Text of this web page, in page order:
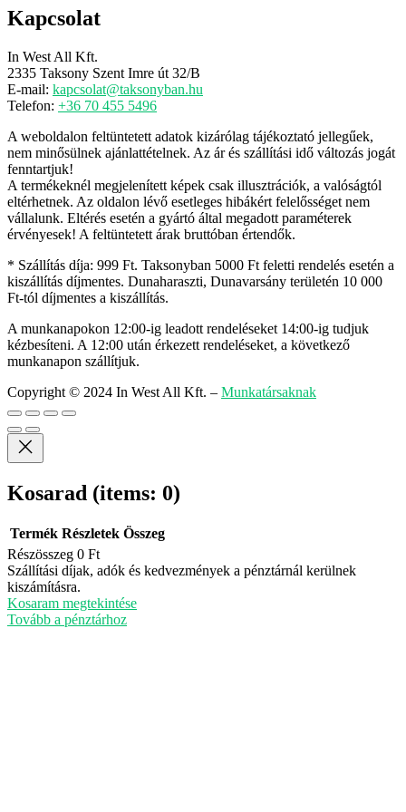
Kapcsolat
In West All Kft.
2335 Taksony Szent Imre út 32/B
E-mail: kapcsolat@taksonyban.hu
Telefon: +36 70 455 5496
A weboldalon feltüntetett adatok kizárólag tájékoztató jellegűek,
nem minősülnek ajánlattételnek. Az ár és szállítási idő változás jogát
fenntartjuk!
A termékeknél megjelenített képek csak illusztrációk, a valóságtól
eltérhetnek. Az oldalon lévő esetleges hibákért felelősséget nem
vállalunk. Eltérés esetén a gyártó által megadott paraméterek
érvényesek! A feltüntetett árak bruttóban értendők.
* Szállítás díja: 999 Ft. Taksonyban 5000 Ft feletti rendelés esetén a
kiszállítás díjmentes. Dunaharaszti, Dunavarsány területén 10 000
Ft-tól díjmentes a kiszállítás.
A munkanapokon 12:00-ig leadott rendeléseket 14:00-ig tudjuk
kézbesíteni. A 12:00 után érkezett rendeléseket, a következő
munkanapon szállítjuk.
Copyright © 2024 In West All Kft. – Munkatársaknak
Kosarad (items: 0)
Termékek
a
kosárban
Termék Részletek Összeg
Részösszeg 0 Ft
Szállítási díjak, adók és kedvezmények a pénztárnál kerülnek
kiszámításra.
Kosaram megtekintése
Tovább a pénztárhoz